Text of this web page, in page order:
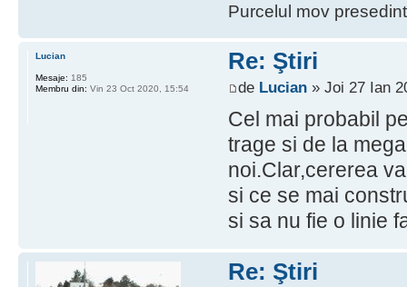
Purcelul mov
Re: Ştiri
de Lucian» Joi 27 Ian
Cel mai probabil
trage si de la
noi.Clar,cererea
si ce se mai
si sa nu fie o linie
Lucian
Mesaje: 185
Membru din: Vin 23 Oct 2020, 15:54
Re: Ştiri